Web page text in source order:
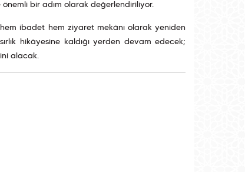
önemli bir adım olarak değerlendiriliyor.
ibadet hem ziyaret mekânı olarak yeniden
hikâyesine kaldığı yerden devam edecek;
alacak.